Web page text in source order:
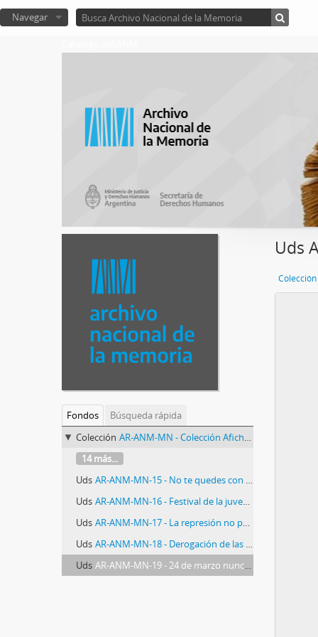
Navegar
Fondos
Búsqueda rápida
Colección AR-ANM-MN - Colección Afiches sobre violaciones a los derechos humanos
14 más...
Uds AR-ANM-MN-15 - No te quedes con la duda
Uds AR-ANM-MN-16 - Festival de la juventud por la verdad y la justicia
Uds AR-ANM-MN-17 - La represión no puede detener la lucha
Uds AR-ANM-MN-18 - Derogación de las leyes de obediencia y punto final
Uds AR-ANM-MN-19 - 24 de marzo nunca más
Uds